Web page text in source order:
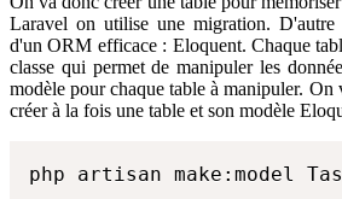
Laravel on utilise une migration. D'autre
d'un ORM efficace : Eloquent. Chaque
classe qui permet de manipuler les
modèle pour chaque table à manipuler. On
créer à la fois une table et son modèle
php artisan make:model